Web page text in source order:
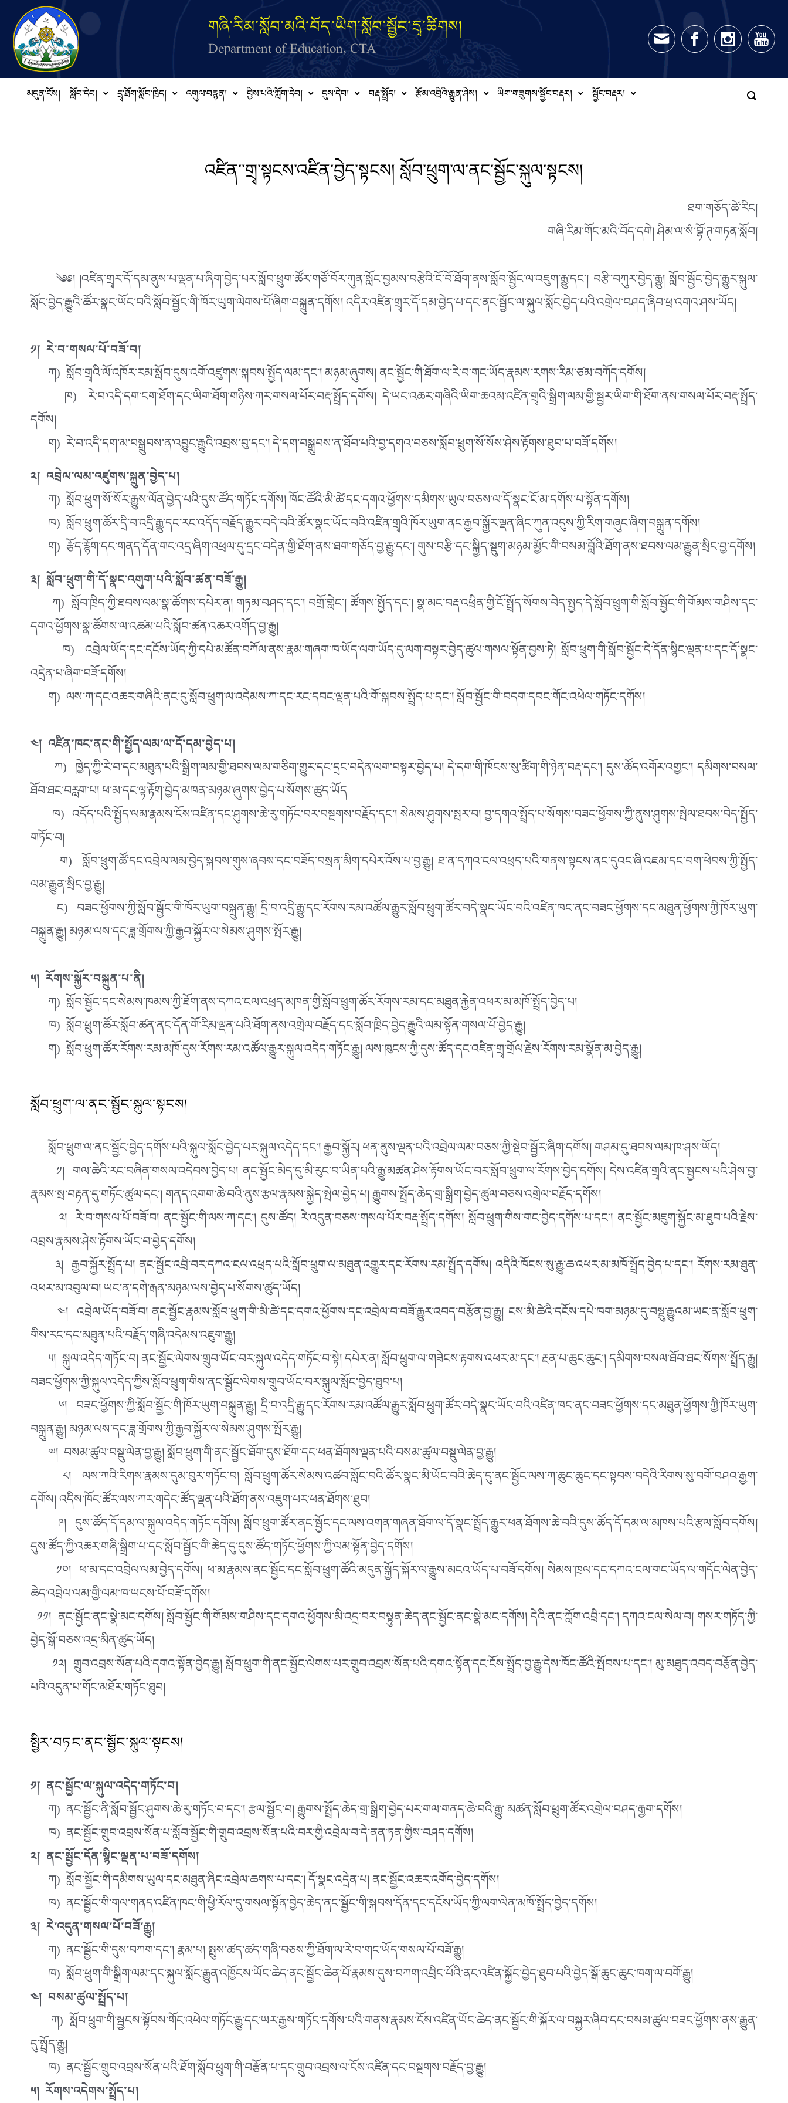
Skip to main content
གཞི་རིམ་སློབ་མའི་བོད་ཡིག་སློབ་སྦྱོང་དྲྭ་ཚིགས།
Department of Education, CTA
མདུན་ངོས། སློབ་དེབ། དྲྭ་ཐོག་སློབ་ཁྲིད། འགུལ་བརྙན། བྱིས་པའི་ཀློག་དེབ། དུས་དེབ། བརྡ་སྤྲོད། རྩོམ་འབྲིའི་རྒྱུན་ཤེས། ཡིག་གཟུགས་སྦྱོང་བརྡར། སྦྱོང་བརྡར།
འཛིན་་གྲྭ་སྟངས་འཛིན་བྱེད་སྟངས། སློབ་ཕྲུག་ལ་ནང་སྦྱོང་སྐུལ་སྟངས།
ཐག་གཅོད་ཚེ་རིང།
གཞི་རིམ་གོང་མའི་བོད་དགེ། ཤིམ་ལ་སཾ་བྷོ་ཊ་གཏན་སློབ།
༄༅། །འཛིན་གྲྭར་དོ་དམ་ནུས་པ་ལྡན་པ་ཞིག་བྱེད་པར་སློབ་ཕྲུག་ཚོར་གཙོ་བོར་ཀུན་སློང་བྱམས་བརྩེའི་ངོ་བོ་ཐོག་ནས་སློབ་སྦྱོང་ལ་འཇུག་རྒྱུ་དང་། བརྩི་བཀུར་བྱེད་རྒྱུ། སློབ་སྦྱོང་བྱེད་རྒྱུར་སྐུལ་
སློང་བྱེད་རྒྱུའི་ཚོར་སྣང་ཡོང་བའི་སློབ་སྦྱོང་གི་ཁོར་ཡུག་ལེགས་པོ་ཞིག་བསྐྲུན་དགོས། འདིར་འཛིན་གྲྭར་དོ་དམ་བྱེད་པ་དང་ནང་སྦྱོང་ལ་སྐུལ་སློང་བྱེད་པའི་འགྲེལ་བཤད་ཞིབ་ཕྲ་འགའ་ཤས་ཡོད།
༡། རེ་བ་གསལ་པོ་བཟོ་བ།
ཀ) སློབ་གྲྭའི་ལོ་འཁོར་རམ་སློབ་དུས་འགོ་འཛུགས་སྐབས་སྤྱོད་ལམ་དང་། མཉམ་ཞུགས། ནང་སྦྱོང་གི་ཐོག་ལ་རེ་བ་གང་ཡོད་རྣམས་རགས་རིམ་ཙམ་བཀོད་དགོས།
ཁ) རེ་བ་འདི་དག་ངག་ཐོག་དང་ཡིག་ཐོག་གཉིས་ཀར་གསལ་པོར་བརྡ་སྤྲོད་དགོས། དེ་ཡང་འཆར་གཞིའི་ཡིག་ཆའམ་འཛིན་གྲྭའི་སྒྲིག་ལམ་གྱི་སྦྱར་ཡིག་གི་ཐོག་ནས་གསལ་པོར་བརྡ་སྤྲོད་
དགོས།
ག) རེ་བ་འདི་དག་མ་བསྒྲུབས་ན་འབྱུང་རྒྱུའི་འབྲས་བུ་དང་། དེ་དག་བསྒྲུབས་ན་ཐོབ་པའི་བྱ་དགའ་བཅས་སློབ་ཕྲུག་སོ་སོས་ཤེས་རྟོགས་ཐུབ་པ་བཟོ་དགོས།
༢། འབྲེལ་ལམ་འཛུགས་སྐྲུན་བྱེད་པ།
ཀ) སློབ་ཕྲུག་སོ་སོར་རྒྱུས་ལོན་བྱེད་པའི་དུས་ཚོད་གཏོང་དགོས། ཁོང་ཚོའི་མི་ཚེ་དང་དགའ་ཕྱོགས་དམིགས་ཡུལ་བཅས་ལ་དོ་སྣང་ངོ་མ་དགོས་པ་སྟོན་དགོས།
ཁ) སློབ་ཕྲུག་ཚོར་དྲི་བ་འདྲི་རྒྱུ་དང་རང་འདོད་བརྗོད་རྒྱུར་བདེ་བའི་ཚོར་སྣང་ཡོང་བའི་འཛིན་གྲྭའི་ཁོར་ཡུག་ནང་རྒྱབ་སྐྱོར་ལྡན་ཞིང་ཀུན་འདུས་ཀྱི་རིག་གཞུང་ཞིག་བསྐྲུན་དགོས།
ག) རྩོད་རྙོག་དང་གནད་དོན་གང་འདྲ་ཞིག་འཕྲལ་དུ་དྲང་བདེན་གྱི་ཐོག་ནས་ཐག་གཅོད་བྱ་རྒྱུ་དང་། གུས་བརྩི་དང་སྐྱིད་སྡུག་མཉམ་མྱོང་གི་བསམ་བློའི་ཐོག་ནས་ཐབས་ལམ་རྒྱུན་སྲིང་བྱ་དགོས།
༣། སློབ་ཕྲུག་གི་དོ་སྣང་འགུག་པའི་སློབ་ཚན་བཟོ་རྒྱུ།
ཀ) སློབ་ཁྲིད་ཀྱི་ཐབས་ལམ་སྣ་ཚོགས་དཔེར་ན། གཏམ་བཤད་དང་། བགྲོ་གླེང་། ཚོགས་སྤྱོད་དང་། སྣ་མང་བརྡ་འཕྲིན་གྱི་ངོ་སྤྲོད་སོགས་བེད་སྤྱད་དེ་སློབ་ཕྲུག་གི་སློབ་སྦྱོང་གི་གོམས་གཤིས་དང་
དགའ་ཕྱོགས་སྣ་ཚོགས་ལ་འཚམ་པའི་སློབ་ཚན་འཆར་འགོད་བྱ་རྒྱུ།
ཁ) འབྲེལ་ཡོད་དང་དངོས་ཡོད་ཀྱི་དཔེ་མཚོན་བཀོལ་ནས་རྣམ་གཞག་ཁ་ཡོད་ལག་ཡོད་དུ་ལག་བསྟར་བྱེད་ཚུལ་གསལ་སྟོན་བྱས་ཏེ། སློབ་ཕྲུག་གི་སློབ་སྦྱོང་དེ་དོན་སྙིང་ལྡན་པ་དང་དོ་སྣང་
འདྲེན་པ་ཞིག་བཟོ་དགོས།
ག) ལས་ཀ་དང་འཆར་གཞིའི་ནང་དུ་སློབ་ཕྲུག་ལ་འདེམས་ཀ་དང་རང་དབང་ལྡན་པའི་གོ་སྐབས་སྤྲོད་པ་དང་། སློབ་སྦྱོང་གི་བདག་དབང་གོང་འཕེལ་གཏོང་དགོས།
༤། འཛིན་ཁང་ནང་གི་སྤྱོད་ལམ་ལ་དོ་དམ་བྱེད་པ།
ཀ) ཁྱེད་ཀྱི་རེ་བ་དང་མཐུན་པའི་སྒྲིག་ལམ་གྱི་ཐབས་ལམ་གཅིག་གྱུར་དང་དྲང་བདེན་ལག་བསྟར་བྱེད་པ། དེ་དག་གི་ཁོངས་སུ་ཚིག་གི་ཉེན་བརྡ་དང་། དུས་ཚོད་འགོར་འགྱང་། དམིགས་བསལ་
ཐོབ་ཐང་བརླག་པ། ཕ་མ་དང་ལྟ་རྟོག་བྱེད་མཁན་མཉམ་ཞུགས་བྱེད་པ་སོགས་ཚུད་ཡོད
ཁ) འདོད་པའི་སྤྱོད་ལམ་རྣམས་ངོས་འཛིན་དང་ཤུགས་ཆེ་རུ་གཏོང་བར་བསྔགས་བརྗོད་དང་། སེམས་ཤུགས་སྤར་བ། བྱ་དགའ་སྤྲོད་པ་སོགས་བཟང་ཕྱོགས་ཀྱི་ནུས་ཤུགས་སྤེལ་ཐབས་བེད་སྤྱོད་
གཏོང་བ།
ག) སློབ་ཕྲུག་ཚོ་དང་འབྲེལ་ལམ་བྱེད་སྐབས་གུས་ཞབས་དང་བཟོད་བསྲན་མིག་དཔེར་འོས་པ་བྱ་རྒྱུ། ཐ་ན་དཀའ་ངལ་འཕྲད་པའི་གནས་སྟངས་ནང་དུའང་ཞི་འཇམ་དང་བག་ཕེབས་ཀྱི་སྤྱོད་
ལམ་རྒྱུན་སྲིང་བྱ་རྒྱུ།
ང) བཟང་ཕྱོགས་ཀྱི་སློབ་སྦྱོང་གི་ཁོར་ཡུག་བསྐྲུན་རྒྱུ། དྲི་བ་འདྲི་རྒྱུ་དང་རོགས་རམ་འཚོལ་རྒྱུར་སློབ་ཕྲུག་ཚོར་བདེ་སྣང་ཡོང་བའི་འཛིན་ཁང་ནང་བཟང་ཕྱོགས་དང་མཐུན་ཕྱོགས་ཀྱི་ཁོར་ཡུག་
བསྐྲུན་རྒྱུ། མཉམ་ལས་དང་ཟླ་གྲོགས་ཀྱི་རྒྱབ་སྐྱོར་ལ་སེམས་ཤུགས་སྤོར་རྒྱུ།
༥། ཪོགས་སྐྱོར་བསྐྲུན་པ་ནི།
ཀ) སློབ་སྦྱོང་དང་སེམས་ཁམས་ཀྱི་ཐོག་ནས་དཀའ་ངལ་འཕྲད་མཁན་གྱི་སློབ་ཕྲུག་ཚོར་རོགས་རམ་དང་མཐུན་རྐྱེན་འཕར་མ་མཁོ་སྤྲོད་བྱེད་པ།
ཁ) སློབ་ཕྲུག་ཚོར་སློབ་ཚན་ནང་དོན་གོ་རིམ་ལྡན་པའི་ཐོག་ནས་འགྲེལ་བརྗོད་དང་སློབ་ཁྲིད་བྱེད་རྒྱུའི་ལམ་སྟོན་གསལ་པོ་བྱེད་རྒྱུ།
ག) སློབ་ཕྲུག་ཚོར་རོགས་རམ་མཁོ་དུས་རོགས་རམ་འཚོལ་རྒྱུར་སྐུལ་འདེད་གཏོང་རྒྱུ། ལས་ཁུངས་ཀྱི་དུས་ཚོད་དང་འཛིན་གྲྭ་གྲོལ་རྗེས་རོགས་རམ་སྣོན་མ་བྱེད་རྒྱུ།
སློབ་ཕྲུག་ལ་ནང་སྦྱོང་སྐུལ་སྟངས།
སློབ་ཕྲུག་ལ་ནང་སྦྱོང་བྱེད་དགོས་པའི་སྐུལ་སློང་བྱེད་པར་སྐུལ་འདེད་དང་། རྒྱབ་སྐྱོར། ཕན་ནུས་ལྡན་པའི་འབྲེལ་ལམ་བཅས་ཀྱི་སྡེབ་སྦྱོར་ཞིག་དགོས། གཤམ་དུ་ཐབས་ལམ་ཁ་ཤས་ཡོད།
༡། གལ་ཆེའི་རང་བཞིན་གསལ་འདེབས་བྱེད་པ། ནང་སྦྱོང་མེད་དུ་མི་རུང་བ་ཡིན་པའི་རྒྱུ་མཚན་ཤེས་རྟོགས་ཡོང་བར་སློབ་ཕྲུག་ལ་རོགས་བྱེད་དགོས། དེས་འཛིན་གྲྭའི་ནང་སྦྱངས་པའི་ཤེས་བྱ་
རྣམས་སྲ་བརྟན་དུ་གཏོང་ཚུལ་དང་། གནད་འགག་ཆེ་བའི་ནུས་རྩལ་རྣམས་སྐྱེད་སྤེལ་བྱེད་པ། རྒྱུགས་སྤྲོད་ཆེད་གྲ་སྒྲིག་བྱེད་ཚུལ་བཅས་འགྲེལ་བརྗོད་དགོས།
༢། རེ་བ་གསལ་པོ་བཟོ་བ། ནང་སྦྱོང་གི་ལས་ཀ་དང་། དུས་ཚོད། རེ་འདུན་བཅས་གསལ་པོར་བརྡ་སྤྲོད་དགོས། སློབ་ཕྲུག་གིས་གང་བྱེད་དགོས་པ་དང་། ནང་སྦྱོང་མཇུག་སྐྱོང་མ་ཐུབ་པའི་རྗེས་
འབྲས་རྣམས་ཤེས་རྟོགས་ཡོང་བ་བྱེད་དགོས།
༣། རྒྱབ་སྐྱོར་སྤྲོད་པ། ནང་སྦྱོང་འབྲི་བར་དཀའ་ངལ་འཕྲད་པའི་སློབ་ཕྲུག་ལ་མཐུན་འགྱུར་དང་རོགས་རམ་སྤྲོད་དགོས། འདིའི་ཁོངས་སུ་རྒྱུ་ཆ་འཕར་མ་མཁོ་སྤྲོད་བྱེད་པ་དང་། རོགས་རམ་ཐུན་
འཕར་མ་འབུལ་བ། ཡང་ན་དགེ་རྒན་མཉམ་ལས་བྱེད་པ་སོགས་ཚུད་ཡོད།
༤། འབྲེལ་ཡོད་བཟོ་བ། ནང་སྦྱོང་རྣམས་སློབ་ཕྲུག་གི་མི་ཚེ་དང་དགའ་ཕྱོགས་དང་འབྲེལ་བ་བཟོ་རྒྱུར་འབད་བརྩོན་བྱ་རྒྱུ། ངས་མི་ཚེའི་དངོས་དཔེ་ཁག་མཉམ་དུ་བསྡུ་རྒྱུའམ་ཡང་ན་སློབ་ཕྲུག་
གིས་རང་དང་མཐུན་པའི་བརྗོད་གཞི་འདེམས་འཇུག་རྒྱུ།
༥། སྐུལ་འདེད་གཏོང་བ། ནང་སྦྱོང་ལེགས་གྲུབ་ཡོང་བར་སྐུལ་འདེད་གཏོང་བ་སྟེ། དཔེར་ན། སློབ་ཕྲུག་ལ་གཟེངས་རྟགས་འཕར་མ་དང་། རྔན་པ་ཆུང་ཆུང་། དམིགས་བསལ་ཐོབ་ཐང་སོགས་སྤྲོད་རྒྱུ།
བཟང་ཕྱོགས་ཀྱི་སྐུལ་འདེད་ཀྱིས་སློབ་ཕྲུག་གིས་ནང་སྦྱོང་ལེགས་གྲུབ་ཡོང་བར་སྐུལ་སློང་བྱེད་ཐུབ་པ།
༦། བཟང་ཕྱོགས་ཀྱི་སློབ་སྦྱོང་གི་ཁོར་ཡུག་བསྐྲུན་རྒྱུ། དྲི་བ་འདྲི་རྒྱུ་དང་རོགས་རམ་འཚོལ་རྒྱུར་སློབ་ཕྲུག་ཚོར་བདེ་སྣང་ཡོང་བའི་འཛིན་ཁང་ནང་བཟང་ཕྱོགས་དང་མཐུན་ཕྱོགས་ཀྱི་ཁོར་ཡུག་
བསྐྲུན་རྒྱུ། མཉམ་ལས་དང་ཟླ་གྲོགས་ཀྱི་རྒྱབ་སྐྱོར་ལ་སེམས་ཤུགས་སྤོར་རྒྱུ།
༧། བསམ་ཚུལ་བསྡུ་ལེན་བྱ་རྒྱུ། སློབ་ཕྲུག་གི་ནང་སྦྱོང་ཐོག་དུས་ཐོག་དང་ཕན་ཐོགས་ལྡན་པའི་བསམ་ཚུལ་བསྡུ་ལེན་བྱ་རྒྱུ།
༨། ལས་ཀའི་རིགས་རྣམས་དུམ་བུར་གཏོང་བ། སློབ་ཕྲུག་ཚོར་སེམས་འཚབ་སློང་བའི་ཚོར་སྣང་མི་ཡོང་བའི་ཆེད་དུ་ནང་སྦྱོང་ལས་ཀ་ཆུང་ཆུང་དང་སྟབས་བདེའི་རིགས་སུ་བགོ་བཤའ་རྒྱག་
དགོས། འདིས་ཁོང་ཚོར་ལས་ཀར་གདེང་ཚོད་ལྡན་པའི་ཐོག་ནས་འཇུག་པར་ཕན་ཐོགས་ཐུབ།
༩། དུས་ཚོད་དོ་དམ་ལ་སྐུལ་འདེད་གཏོང་དགོས། སློབ་ཕྲུག་ཚོར་ནང་སྦྱོང་དང་ལས་འགན་གཞན་ཐོག་ལ་དོ་སྣང་སྤྲོད་རྒྱུར་ཕན་ཐོགས་ཆེ་བའི་དུས་ཚོད་དོ་དམ་ལ་མཁས་པའི་རྩལ་སློབ་དགོས།
དུས་ཚོད་ཀྱི་འཆར་གཞི་སྒྲིག་པ་དང་སློབ་སྦྱོང་གི་ཆེད་དུ་དུས་ཚོད་གཏོང་ཕྱོགས་ཀྱི་ལམ་སྟོན་བྱེད་དགོས།
༡༠། ཕ་མ་དང་འབྲེལ་ལམ་བྱེད་དགོས། ཕ་མ་རྣམས་ནང་སྦྱོང་དང་སློབ་ཕྲུག་ཚོའི་མདུན་སྐྱོད་སྐོར་ལ་རྒྱུས་མངའ་ཡོད་པ་བཟོ་དགོས། སེམས་ཁྲལ་དང་དཀའ་ངལ་གང་ཡོད་ལ་གདོང་ལེན་བྱེད་
ཆེད་འབྲེལ་ལམ་གྱི་ལམ་ཁ་ཡངས་པོ་བཟོ་དགོས།
༡༡། ནང་སྦྱོང་ནང་སྣེ་མང་དགོས། སློབ་སྦྱོང་གི་གོམས་གཤིས་དང་དགའ་ཕྱོགས་མི་འདྲ་བར་བསྟུན་ཆེད་ནང་སྦྱོང་ནང་སྣེ་མང་དགོས། དེའི་ནང་ཀློག་འབྲི་དང་། དཀའ་ངལ་སེལ་བ། གསར་གཏོད་ཀྱི་
བྱེད་སྒོ་བཅས་འདྲ་མིན་ཚུད་ཡོད།
༡༢། གྲུབ་འབྲས་སོན་པའི་དགའ་སྟོན་བྱེད་རྒྱུ། སློབ་ཕྲུག་གི་ནང་སྦྱོང་ལེགས་པར་གྲུབ་འབྲས་སོན་པའི་དགའ་སྟོན་དང་ངོས་སྤྲོད་བྱ་རྒྱུ་དེས་ཁོང་ཚོའི་སྤོབས་པ་དང་། མུ་མཐུད་འབད་བརྩོན་བྱེད་
པའི་འདུན་པ་གོང་མཐོར་གཏོང་ཐུབ།
སྤྱིར་བཏང་ནང་སྦྱོང་སྐུལ་སྟངས།
༡། ནང་སྦྱོང་ལ་སྐུལ་འདེད་གཏོང་བ།
ཀ) ནང་སྦྱོང་ནི་སློབ་སྦྱོང་ཤུགས་ཆེ་རུ་གཏོང་བ་དང་། རྩལ་སྦྱོང་བ། རྒྱུགས་སྤྲོད་ཆེད་གྲ་སྒྲིག་བྱེད་པར་གལ་གནད་ཆེ་བའི་རྒྱུ་ མཚན་སློབ་ཕྲུག་ཚོར་འགྲེལ་བཤད་རྒྱག་དགོས།
ཁ) ནང་སྦྱོང་གྲུབ་འབྲས་སོན་པ་སློབ་སྦྱོང་གི་གྲུབ་འབྲས་སོན་པའི་བར་གྱི་འབྲེལ་བ་དེ་ནན་ཏན་གྱིས་བཤད་དགོས།
༢། ནང་སྦྱོང་དོན་སྙིང་ལྡན་པ་བཟོ་དགོས།
ཀ) སློབ་སྦྱོང་གི་དམིགས་ཡུལ་དང་མཐུན་ཞིང་འབྲེལ་ཆགས་པ་དང་། དོ་སྣང་འདྲེན་པ། ནང་སྦྱོང་འཆར་འགོད་བྱེད་དགོས།
ཁ) ནང་སྦྱོང་གི་གལ་གནད་འཛིན་ཁང་གི་ཕྱི་རོལ་དུ་གསལ་སྟོན་བྱེད་ཆེད་ནང་སྦྱོང་གི་སྐབས་དོན་དང་དངོས་ཡོད་ཀྱི་ལག་ལེན་མཁོ་སྤྲོད་བྱེད་དགོས།
༣། རེ་འདུན་གསལ་པོ་བཟོ་རྒྱུ།
ཀ) ནང་སྦྱོང་གི་དུས་བཀག་དང་། རྣམ་པ། སྤུས་ཚད་ཚད་གཞི་བཅས་ཀྱི་ཐོག་ལ་རེ་བ་གང་ཡོད་གསལ་པོ་བཟོ་རྒྱུ།
ཁ) སློབ་ཕྲུག་གི་སྒྲིག་ལམ་དང་སྐུལ་སློང་རྒྱུན་འཁྱོངས་ཡོང་ཆེད་ནང་སྦྱོང་ཆེན་པོ་རྣམས་དུས་བཀག་འབྲིང་པོའི་ནང་འཛིན་སྐྱོང་བྱེད་ཐུབ་པའི་བྱེད་སྒོ་ཆུང་ཆུང་ཁག་ལ་བགོ་རྒྱུ།
༤། བསམ་ཚུལ་སྤྲོད་པ།
ཀ) སློབ་ཕྲུག་གི་སྦྱངས་སྟོབས་གོང་འཕེལ་གཏོང་རྒྱུ་དང་ཡར་རྒྱས་གཏོང་དགོས་པའི་གནས་རྣམས་ངོས་འཛིན་ཡོང་ཆེད་ནང་སྦྱོང་གི་སྐོར་ལ་བསྐྱར་ཞིབ་དང་བསམ་ཚུལ་བཟང་ཕྱོགས་ནས་རྒྱུན་
དུ་སྤྲོད་རྒྱུ།
ཁ) ནང་སྦྱོང་གྲུབ་འབྲས་སོན་པའི་ཐོག་སློབ་ཕྲུག་གི་བརྩོན་པ་དང་གྲུབ་འབྲས་ལ་ངོས་འཛིན་དང་བསྔགས་བརྗོད་བྱ་རྒྱུ།
༥། རོགས་འདེགས་སྤྲོད་པ།